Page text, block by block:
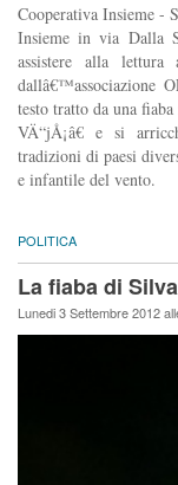
Cooperativa Insieme -
Insieme in via Dalla
assistere alla lettura
dallâ€™associazione
testo tratto da una
VÄ“jÅ¡â€ e si
tradizioni di paesi
e infantile del vento.
POLITICA
La fiaba di
Lunedi 3 Settembre 2012